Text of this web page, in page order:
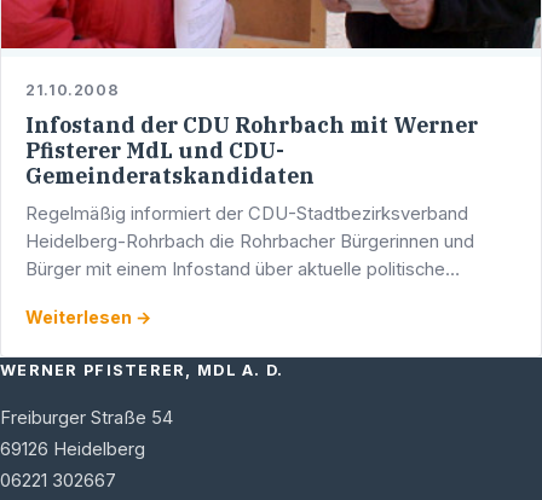
21.10.2008
Infostand der CDU Rohrbach mit Werner
Pfisterer MdL und CDU-
Gemeinderatskandidaten
Regelmäßig informiert der CDU-Stadtbezirksverband
Heidelberg-Rohrbach die Rohrbacher Bürgerinnen und
Bürger mit einem Infostand über aktuelle politische
Vorfeld wieder …
Weiterlesen →
WERNER PFISTERER, MDL A. D.
Freiburger Straße 54
69126 Heidelberg
06221 302667